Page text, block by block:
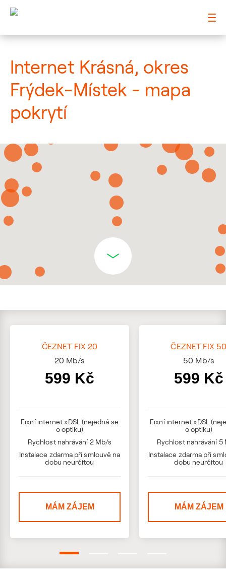
Internet Krásná, okres
Frýdek-Místek - mapa
pokrytí
ČEZNET FIX 20
20 Mb/s
599 Kč
Fixní internet xDSL (nejedná se
o optiku)
Rychlost nahrávání 2 Mb/s
Instalace zdarma při smlouvě na
dobu neurčitou
MÁM ZÁJEM
ČEZNET FIX
50 Mb/s
599 Kč
Fixní internet xDSL
o optiku)
Rychlost nahrávání 5
Instalace zdarma při
dobu neurčitou
MÁM ZÁJEM
: Mapa pokrytí město